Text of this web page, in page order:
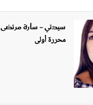
سيدتي - سارة مرتضى
محررة أولى